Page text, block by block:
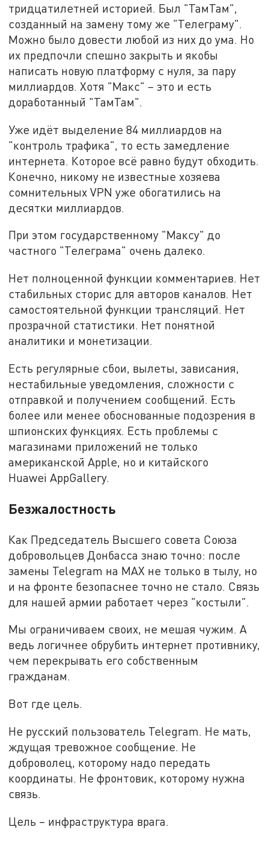
тридцатилетней историей. Был "ТамТам",
созданный на замену тому же "Телеграму".
Можно было довести любой из них до ума. Но
их предпочли спешно закрыть и якобы
написать новую платформу с нуля, за пару
миллиардов. Хотя "Макс" – это и есть
доработанный "ТамТам".
Уже идёт выделение 84 миллиардов на
"контроль трафика", то есть замедление
интернета. Которое всё равно будут обходить.
Конечно, никому не известные хозяева
сомнительных VPN уже обогатились на
десятки миллиардов.
При этом государственному "Максу" до
частного "Телеграма" очень далеко.
Нет полноценной функции комментариев. Нет
стабильных сторис для авторов каналов. Нет
самостоятельной функции трансляций. Нет
прозрачной статистики. Нет понятной
аналитики и монетизации.
Есть регулярные сбои, вылеты, зависания,
нестабильные уведомления, сложности с
отправкой и получением сообщений. Есть
более или менее обоснованные подозрения в
шпионских функциях. Есть проблемы с
магазинами приложений не только
американской Apple, но и китайского
Huawei AppGallery.
Безжалостность
Как Председатель Высшего совета Союза
добровольцев Донбасса знаю точно: после
замены Telegram на MAX не только в тылу, но
и на фронте безопаснее точно не стало. Связь
для нашей армии работает через "костыли".
Мы ограничиваем своих, не мешая чужим. А
ведь логичнее обрубить интернет противнику,
чем перекрывать его собственным
гражданам.
Вот где цель.
Не русский пользователь Telegram. Не мать,
ждущая тревожное сообщение. Не
доброволец, которому надо передать
координаты. Не фронтовик, которому нужна
связь.
Цель – инфраструктура врага.